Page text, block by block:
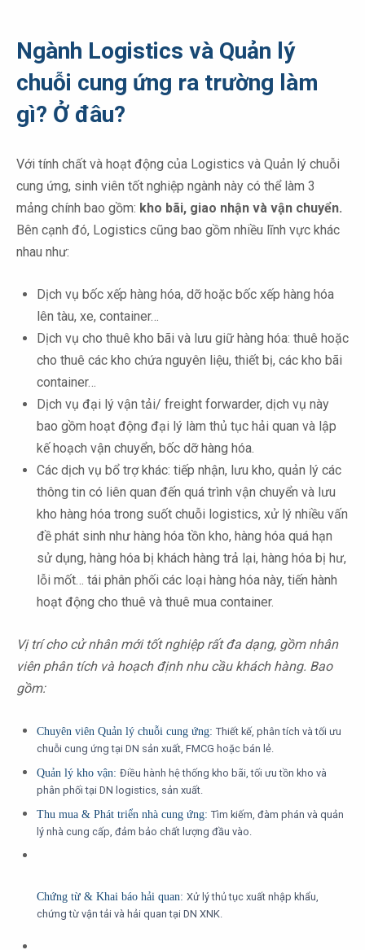
Ngành Logistics và Quản lý
chuỗi cung ứng ra trường làm
gì? Ở đâu?
Với tính chất và hoạt động của Logistics và Quản lý chuỗi
cung ứng, sinh viên tốt nghiệp ngành này có thể làm 3
mảng chính bao gồm: kho bãi, giao nhận và vận chuyển.
Bên cạnh đó, Logistics cũng bao gồm nhiều lĩnh vực khác
nhau như:
Dịch vụ bốc xếp hàng hóa, dỡ hoặc bốc xếp hàng hóa
lên tàu, xe, container…
Dịch vụ cho thuê kho bãi và lưu giữ hàng hóa: thuê hoặc
cho thuê các kho chứa nguyên liệu, thiết bị, các kho bãi
container…
Dịch vụ đại lý vận tải/ freight forwarder, dịch vụ này
bao gồm hoạt động đại lý làm thủ tục hải quan và lập
kế hoạch vận chuyển, bốc dỡ hàng hóa.
Các dịch vụ bổ trợ khác: tiếp nhận, lưu kho, quản lý các
thông tin có liên quan đến quá trình vận chuyển và lưu
kho hàng hóa trong suốt chuỗi logistics, xử lý nhiều vấn
đề phát sinh như hàng hóa tồn kho, hàng hóa quá hạn
sử dụng, hàng hóa bị khách hàng trả lại, hàng hóa bị hư,
lỗi mốt… tái phân phối các loại hàng hóa này, tiến hành
hoạt động cho thuê và thuê mua container.
Vị trí cho cử nhân mới tốt nghiệp rất đa dạng, gồm nhân
viên phân tích và hoạch định nhu cầu khách hàng. Bao
gồm:
Chuyên viên Quản lý chuỗi cung ứng: Thiết kế, phân tích và tối ưu
chuỗi cung ứng tại DN sản xuất, FMCG hoặc bán lẻ.
Quản lý kho vận: Điều hành hệ thống kho bãi, tối ưu tồn kho và
phân phối tại DN logistics, sản xuất.
Thu mua & Phát triển nhà cung ứng: Tìm kiếm, đàm phán và quản
lý nhà cung cấp, đảm bảo chất lượng đầu vào.
Chứng từ & Khai báo hải quan: Xử lý thủ tục xuất nhập khẩu,
chứng từ vận tải và hải quan tại DN XNK.